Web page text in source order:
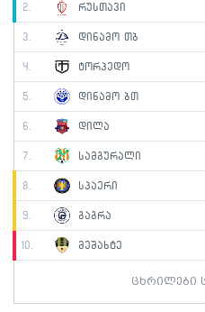
2. რუსთავი
3. დინამო თბ
4. ტორპედო
5. დინამო ბთ
6. დილა
7. სამგურალი
8. სპაერი
9. გაგრა
10. მეშახტე
ცხრილები